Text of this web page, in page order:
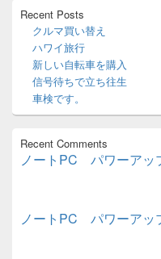
エRecent Posts
クルマ買い替え
ハワイ旅行
新しい自転車を購入
信号待ちで立ち往生
車検です。
Recent Comments
ノートPC パワーアッ
ノートPC パワーアッ